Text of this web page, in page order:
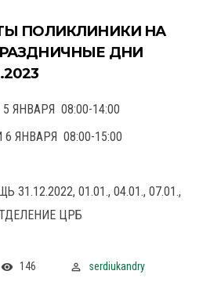
ПОЛИКЛИНИКИ НА
ДНИ
ЯНВАРЯ 08:00-14:00
08:00-15:00
01.01., 04.01., 07.01.,
ЦРБ
146
serdiukandry